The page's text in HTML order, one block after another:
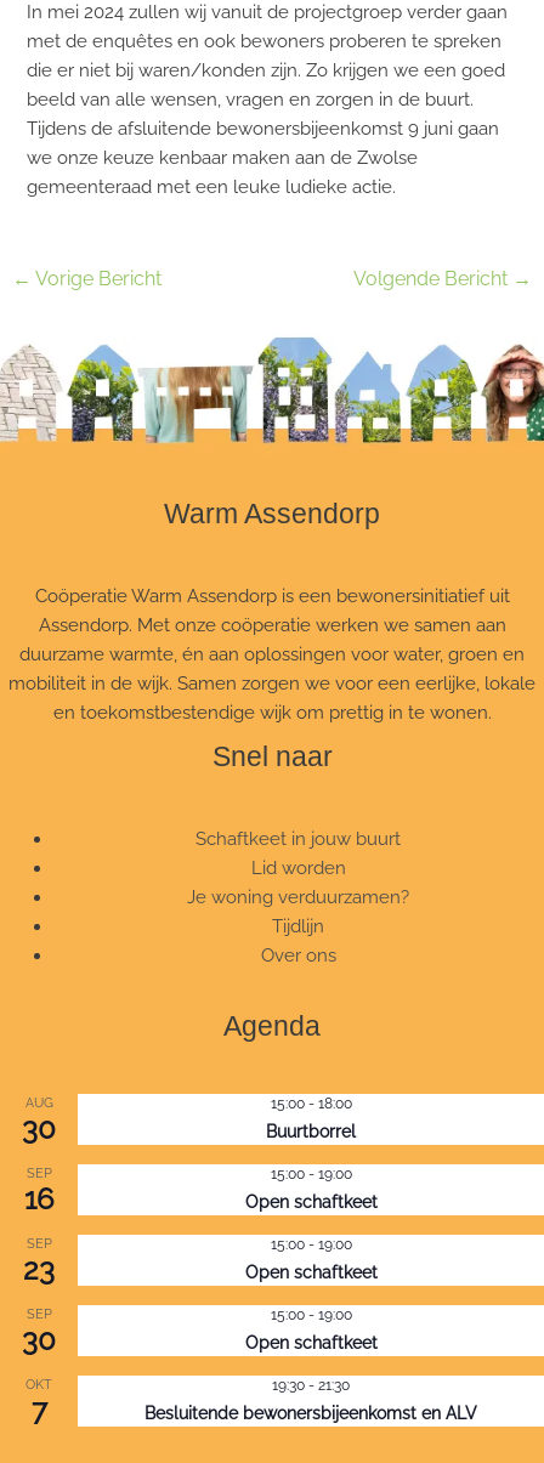
In mei 2024 zullen wij vanuit de projectgroep verder gaan
met de enquêtes en ook bewoners proberen te spreken
die er niet bij waren/konden zijn. Zo krijgen we een goed
beeld van alle wensen, vragen en zorgen in de buurt.
Tijdens de afsluitende bewonersbijeenkomst 9 juni gaan
we onze keuze kenbaar maken aan de Zwolse
gemeenteraad met een leuke ludieke actie.
← Vorige Bericht Volgende Bericht →
Warm Assendorp
Coöperatie Warm Assendorp is een bewonersinitiatief uit
Assendorp. Met onze coöperatie werken we samen aan
duurzame warmte, én aan oplossingen voor water, groen en
mobiliteit in de wijk. Samen zorgen we voor een eerlijke, lokale
en toekomstbestendige wijk om prettig in te wonen.
Snel naar
Schaftkeet in jouw buurt
Lid worden
Je woning verduurzamen?
Tijdlijn
Over ons
Agenda
AUG
30
15:00- 18:00
Buurtborrel
SEP
16
15:00- 19:00
Open schaftkeet
SEP
23
15:00- 19:00
Open schaftkeet
SEP
30
15:00- 19:00
Open schaftkeet
OKT
7
19:30 - 21:30
Besluitende bewonersbijeenkomst en ALV